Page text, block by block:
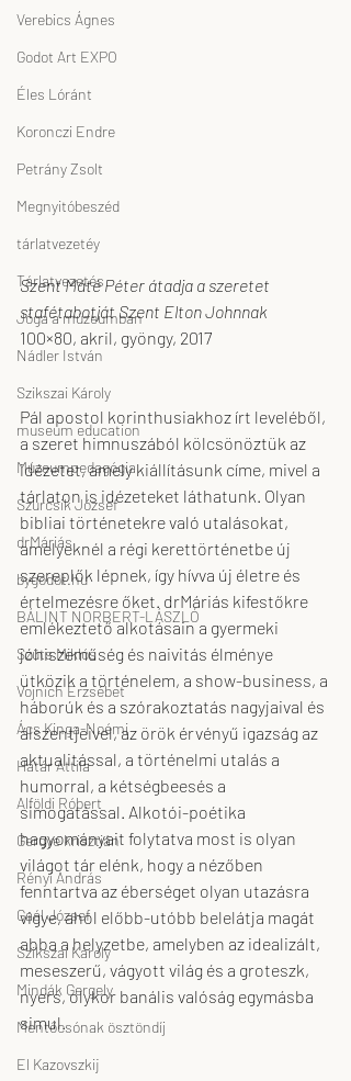
Verebics Ágnes
Godot Art EXPO
Éles Lóránt
Koronczi Endre
Petrány Zsolt
Megnyitóbeszéd
tárlatvezetéy
Tárlatvezetés
Jóga a múzeumban
Nádler István
Szikszai Károly
museum education
Múzeumpedagógia
Szurcsik József
drMáriás
bygodot.hu
BÁLINT NORBERT-LÁSZLÓ
Szüts Miklós
Vojnich Erzsébet
Ács Kinga-Noémi
Határ Attila
Alföldi Róbert
Gergye krisztián
Rényi András
Gaál József
Szikszai Károly
Mindák Gergely
Mentőcsónak ösztöndíj
El Kazovszkij
Szent Máté Péter átadja a szeretet
stafétabotját Szent Elton Johnnak
100×80, akril, gyöngy, 2017
Pál apostol korinthusiakhoz írt leveléből,
a szeret himnuszából kölcsönöztük az
idézetet, amely kiállításunk címe, mivel a
tárlaton is idézeteket láthatunk. Olyan
bibliai történetekre való utalásokat,
amelyeknél a régi kerettörténetbe új
szereplők lépnek, így hívva új életre és
értelmezésre őket. drMáriás kifestőkre
emlékeztető alkotásain a gyermeki
jóhiszeműség és naivitás élménye
ütközik a történelem, a show-business, a
háborúk és a szórakoztatás nagyjaival és
álszentjeivel, az örök érvényű igazság az
aktualitással, a történelmi utalás a
humorral, a kétségbeesés a
simogatással. Alkotói-poétika
hagyományait folytatva most is olyan
világot tár elénk, hogy a nézőben
fenntartva az éberséget olyan utazásra
vigye, ahol előbb-utóbb belelátja magát
abba a helyzetbe, amelyben az idealizált,
meseszerű, vágyott világ és a groteszk,
nyers, olykor banális valóság egymásba
simul.